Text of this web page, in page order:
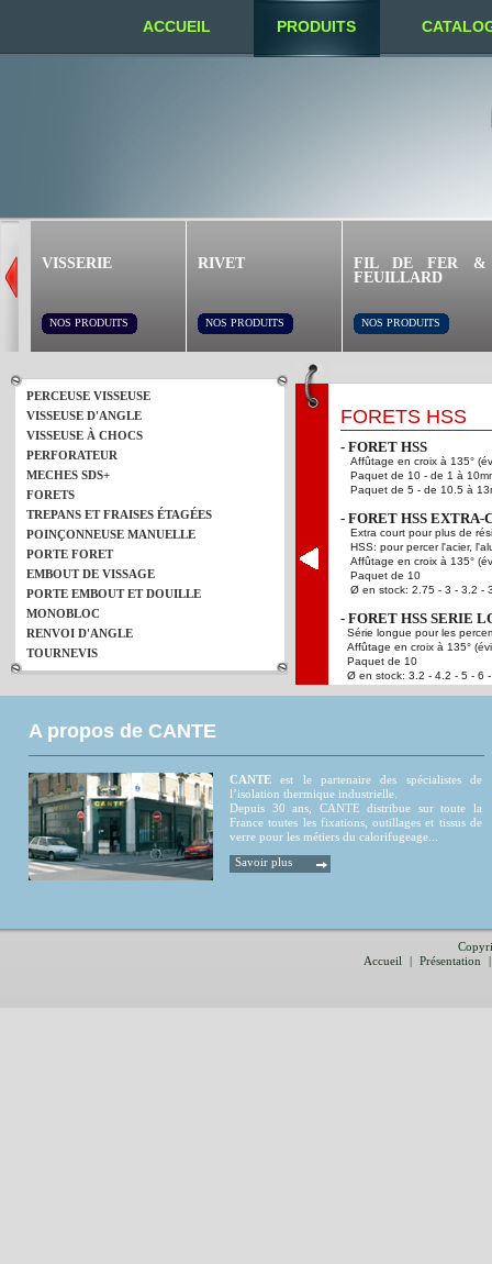
ACCUEIL PRODUITS
VISSERIE
NOS PRODUITS
RIVET
NOS PRODUITS
FIL DE FER &
FEUILLARD
NOS PRODUITS
PERCEUSE VISSEUSE
VISSEUSE D'ANGLE
VISSEUSE À CHOCS
PERFORATEUR
MECHES SDS+
FORETS
TREPANS ET FRAISES ÉTAGÉES
POINÇONNEUSE MANUELLE
PORTE FORET
EMBOUT DE VISSAGE
PORTE EMBOUT ET DOUILLE
MONOBLOC
RENVOI D'ANGLE
TOURNEVIS
FORETS HSS
- FORET HSS
Affûtage en croix à 135°
Paquet de 10 - de 1 à
Paquet de 5 - de 10.5 à
- FORET HSS EXTRA-
Extra court pour plus de
HSS: pour percer l'acier,
Affûtage en croix à 135°
Paquet de 10
Ø en stock: 2.75 - 3 - 3.2 -
- FORET HSS SERIE
Série longue pour les
Affûtage en croix à 135°
Paquet de 10
Ø en stock: 3.2 - 4.2 - 5 - 6 -
A propos de CANTE
CANTE est le partenaire des spécialistes de
l’isolation thermique industrielle.
Depuis 30 ans, CANTE distribue sur toute la
France toutes les fixations, outillages et tissus de
verre pour les métiers du calorifugeage...
Savoir plus
Accueil
| Présentation